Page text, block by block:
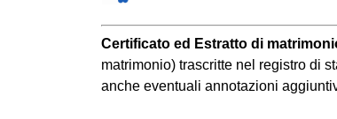
Certificato ed Estratto di
matrimonio) trascritte nel registro di
anche eventuali annotazioni